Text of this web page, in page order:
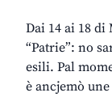
Dai 14 ai 18
“Patrie”: no
esili. Pal
è ancjemò